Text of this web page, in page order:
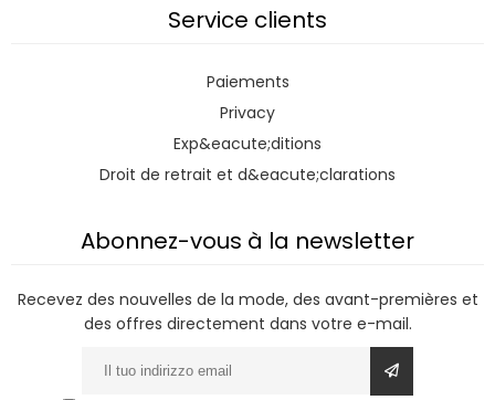
Service clients
Paiements
Privacy
Exp&eacute;ditions
Droit de retrait et d&eacute;clarations
Abonnez-vous à la newsletter
Recevez des nouvelles de la mode, des avant-premières et
des offres directement dans votre e-mail.